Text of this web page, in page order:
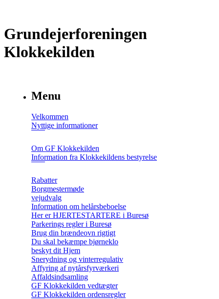
Grundejerforeningen
Klokkekilden
Menu
Velkommen
Nyttige informationer
Om GF Klokkekilden
Information fra Klokkekildens bestyrelse
Rabatter
Borgmestermøde
vejudvalg
Information om helårsbeboelse
Her er HJERTESTARTERE i Buresø
Parkerings regler i Buresø
Brug din brændeovn rigtigt
Du skal bekæmpe bjørneklo
beskyt dit Hjem
Snerydning og vinterregulativ
Affyring af nytårsfyrværkeri
Affaldsindsamling
GF Klokkekilden vedtægter
GF Klokkekilden ordensregler